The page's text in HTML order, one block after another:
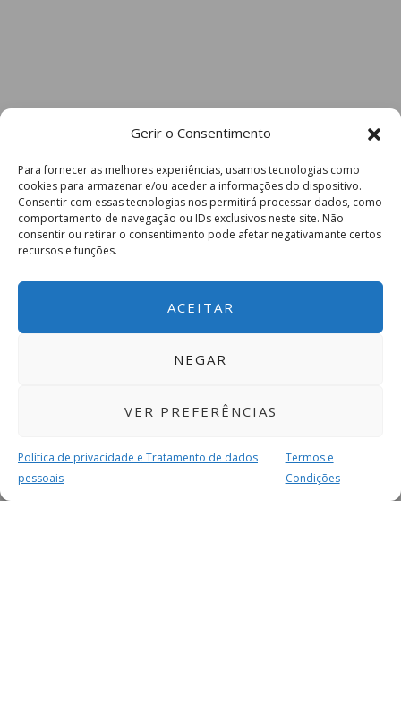
Gerir o Consentimento
Para fornecer as melhores experiências, usamos tecnologias como
cookies para armazenar e/ou aceder a informações do dispositivo.
Consentir com essas tecnologias nos permitirá processar dados, como
comportamento de navegação ou IDs exclusivos neste site. Não
consentir ou retirar o consentimento pode afetar negativamante certos
recursos e funções.
ACEITAR
NEGAR
VER PREFERÊNCIAS
Política de privacidade e Tratamento de dados
pessoais
Termos e
Condições